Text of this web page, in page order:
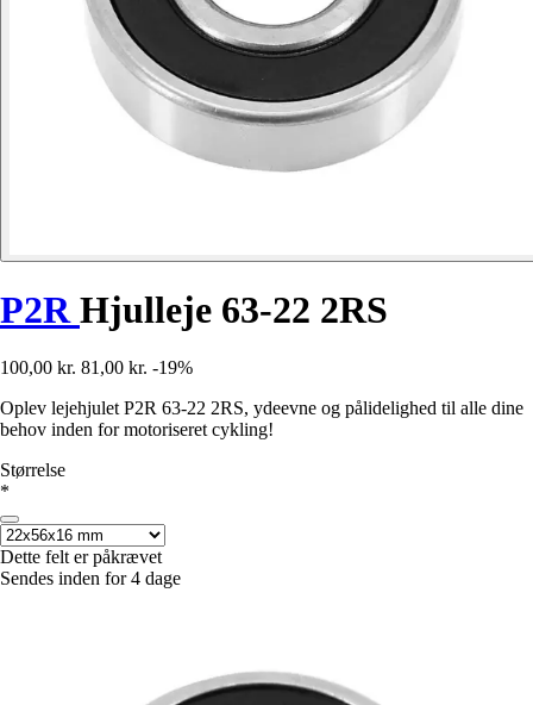
P2R Hjulleje 63-22 2RS
100,00 kr. 81,00 kr. -19%
Oplev lejehjulet P2R 63-22 2RS, ydeevne og pålidelighed til alle dine
behov inden for motoriseret cykling!
Størrelse
*
Dette felt er påkrævet
Sendes inden for 4 dage